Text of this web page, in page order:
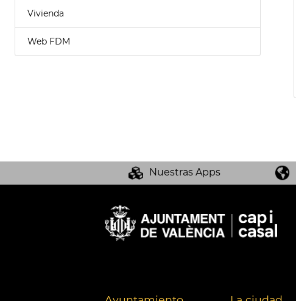
Vivienda
Web FDM
Nuestras Apps